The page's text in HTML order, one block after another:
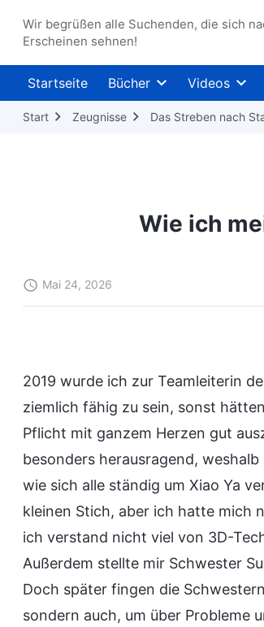
Wir begrüßen alle Suchenden, die sich
Erscheinen sehnen!
Startseite Bücher Videos
Start Zeugnisse Das Streben nach
Wie ich
Mai 24, 2026
2019 wurde ich zur Teamleiterin
ziemlich fähig zu sein, sonst
Pflicht mit ganzem Herzen gut
besonders herausragend,
wie sich alle ständig um Xiao Ya
kleinen Stich, aber ich hatte mich
ich verstand nicht viel von 3D-
Außerdem stellte mir Schwester
Doch später fingen die
sondern auch, um über Probleme